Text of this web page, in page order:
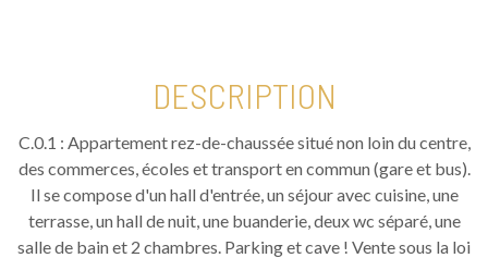
DESCRIPTION
C.0.1 : Appartement rez-de-chaussée situé non loin du centre,
des commerces, écoles et transport en commun (gare et bus).
Il se compose d'un hall d'entrée, un séjour avec cuisine, une
terrasse, un hall de nuit, une buanderie, deux wc séparé, une
salle de bain et 2 chambres. Parking et cave ! Vente sous la loi